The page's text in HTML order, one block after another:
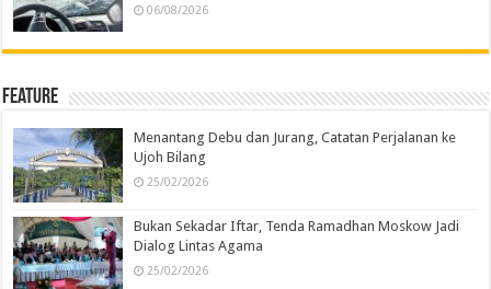
06/08/2026
Feature
Menantang Debu dan Jurang, Catatan Perjalanan ke
Ujoh Bilang
25/02/2026
Bukan Sekadar Iftar, Tenda Ramadhan Moskow Jadi
Dialog Lintas Agama
25/02/2026